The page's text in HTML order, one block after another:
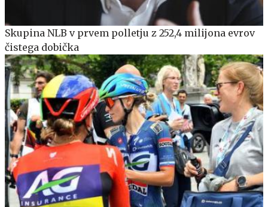
Skupina NLB v prvem polletju z 252,4 milijona evrov
čistega dobička